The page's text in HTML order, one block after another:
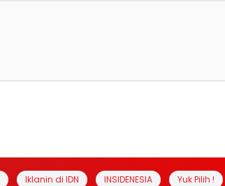
Iklanin di IDN INSIDENESIA Yuk Pilih !